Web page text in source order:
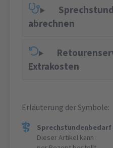
abrechnen
Extrakosten
Erläuterung der Symbole:
Sprechstundenbedarf
Dieser Artikel kann